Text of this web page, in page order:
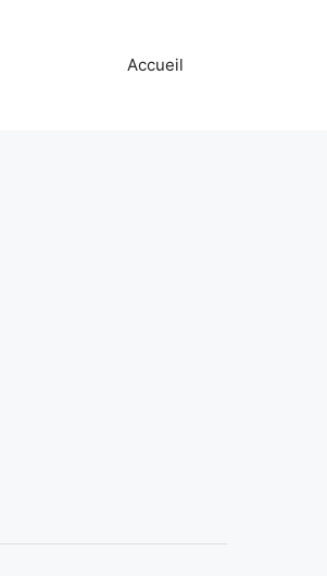
Accueil